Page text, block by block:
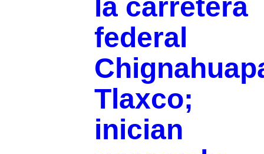
la carretera
federal
Tlaxco;
inician